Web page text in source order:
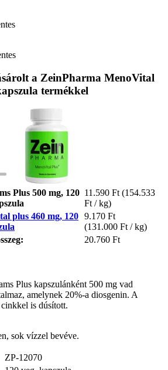
a ZeinPharma MenoVital
termékkel
Plus 500 mg, 120 11.590 Ft (154.533
Ft / kg)
plus 460 mg, 120 9.170 Ft
(131.000 Ft / kg)
20.760 Ft
Plus kapszulánként 500 mg vad
amelynek 20%-a diosgenin. A
is dúsított.
sok vízzel bevéve.
ZP-12070